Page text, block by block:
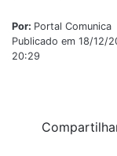
Por: Portal Comunica
Publicado em 18/12/
20:29